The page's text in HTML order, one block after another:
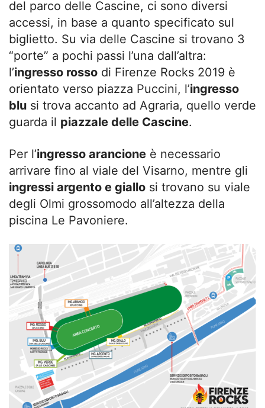
del parco delle Cascine, ci sono diversi
accessi, in base a quanto specificato sul
biglietto. Su via delle Cascine si trovano 3
“porte” a pochi passi l’una dall’altra:
l’ingresso rosso di Firenze Rocks 2019 è
orientato verso piazza Puccini, l’ingresso
blu si trova accanto ad Agraria, quello verde
guarda il piazzale delle Cascine.
Per l’ingresso arancione è necessario
arrivare fino al viale del Visarno, mentre gli
ingressi argento e giallo si trovano su viale
degli Olmi grossomodo all’altezza della
piscina Le Pavoniere.